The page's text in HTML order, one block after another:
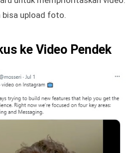
bisa upload foto.
ke Video Pendek